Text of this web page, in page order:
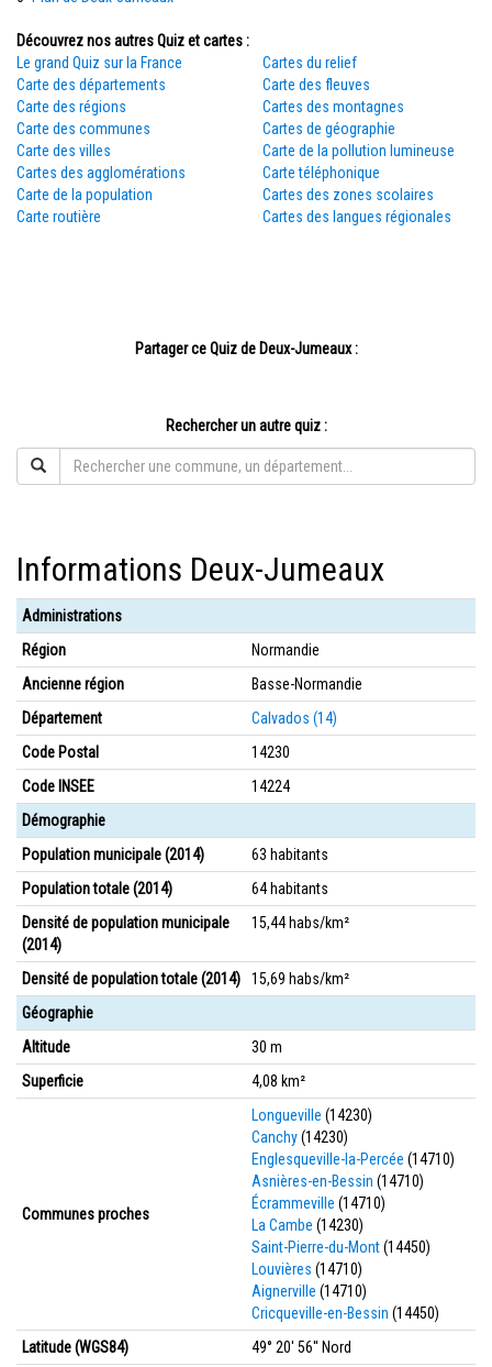
Découvrez nos autres Quiz et cartes :
Le grand Quiz sur la France
Carte des départements
Carte des régions
Carte des communes
Carte des villes
Cartes des agglomérations
Carte de la population
Carte routière
Cartes du relief
Carte des fleuves
Cartes des montagnes
Cartes de géographie
Carte de la pollution lumineuse
Carte téléphonique
Cartes des zones scolaires
Cartes des langues régionales
Partager ce Quiz de Deux-Jumeaux :
Rechercher un autre quiz :
Informations Deux-Jumeaux
Administrations
Région
Normandie
Ancienne région
Basse-Normandie
Département
Calvados (14)
Code Postal
14230
Code INSEE
14224
Démographie
Population municipale (2014)
63 habitants
Population totale (2014)
64 habitants
Densité de population municipale
(2014)
15,44 habs/km²
Densité de population totale (2014)
15,69 habs/km²
Géographie
Altitude
30 m
Superficie
4,08 km²
Communes proches
Longueville (14230)
Canchy(14230)
Englesqueville-la-Percée (14710)
Asnières-en-Bessin (14710)
Écrammeville (14710)
La Cambe (14230)
Saint-Pierre-du-Mont(14450)
Louvières (14710)
Aignerville (14710)
Cricqueville-en-Bessin (14450)
Latitude (WGS84)
49° 20' 56'' Nord